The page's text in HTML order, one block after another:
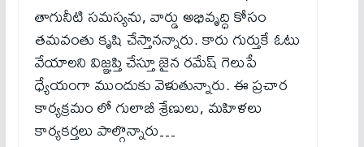
తాగునీటి సమస్యను, వార్డు అభివృద్ధి కోసం
తమవంతు కృషి చేస్తానన్నారు. కారు గుర్తుకే ఓటు
వేయాలని విజ్ఞప్తి చేస్తూ జైన రమేష్ గెలుపే
ధ్యేయంగా ముందుకు వెళుతున్నారు. ఈ ప్రచార
కార్యక్రమం లో గులాబీ శ్రేణులు, మహిళలు
కార్యకర్తలు పాల్గొన్నారు…